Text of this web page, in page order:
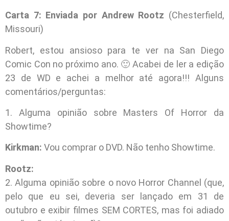
Carta 7: Enviada por Andrew Rootz (Chesterfield,
Missouri)
Robert, estou ansioso para te ver na San Diego
Comic Con no próximo ano. 🙂 Acabei de ler a edição
23 de WD e achei a melhor até agora!!! Alguns
comentários/perguntas:
1. Alguma opinião sobre Masters Of Horror da
Showtime?
Kirkman: Vou comprar o DVD. Não tenho Showtime.
Rootz:
2. Alguma opinião sobre o novo Horror Channel (que,
pelo que eu sei, deveria ser lançado em 31 de
outubro e exibir filmes SEM CORTES, mas foi adiado